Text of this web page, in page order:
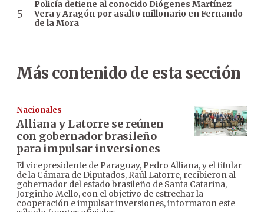
Policía detiene al conocido Diógenes Martínez
Vera y Aragón por asalto millonario en Fernando
de la Mora
Más contenido de esta sección
Nacionales
Alliana y Latorre se reúnen
con gobernador brasileño
para impulsar inversiones
El vicepresidente de Paraguay, Pedro Alliana, y el titular
de la Cámara de Diputados, Raúl Latorre, recibieron al
gobernador del estado brasileño de Santa Catarina,
Jorginho Mello, con el objetivo de estrechar la
cooperación e impulsar inversiones, informaron este